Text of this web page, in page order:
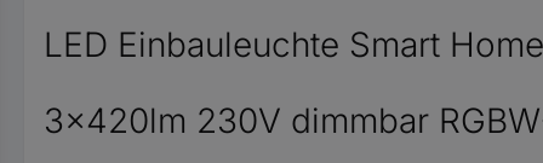
LED Einbauleuchte Smart
3x420lm 230V dimmbar